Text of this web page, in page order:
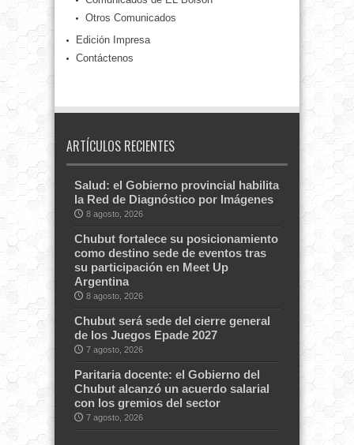
Otros Comunicados
Edición Impresa
Contáctenos
ARTÍCULOS RECIENTES
Salud: el Gobierno provincial habilita
la Red de Diagnóstico por Imágenes
8 agosto, 2026
Chubut fortalece su posicionamiento
como destino sede de eventos tras
su participación en Meet Up
Argentina
8 agosto, 2026
Chubut será sede del cierre general
de los Juegos Epade 2027
7 agosto, 2026
Paritaria docente: el Gobierno del
Chubut alcanzó un acuerdo salarial
con los gremios del sector
7 agosto, 2026